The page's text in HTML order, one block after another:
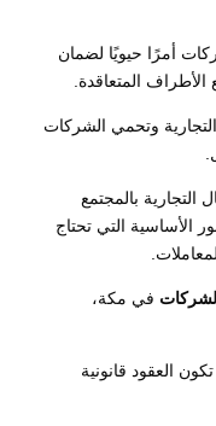
أمرًا حيويًا لضمان
المتعاقدة.
وتحمي الشركات
بالمجتمع
الأساسية التي تحتاج
في مكة،
العقود قانونية